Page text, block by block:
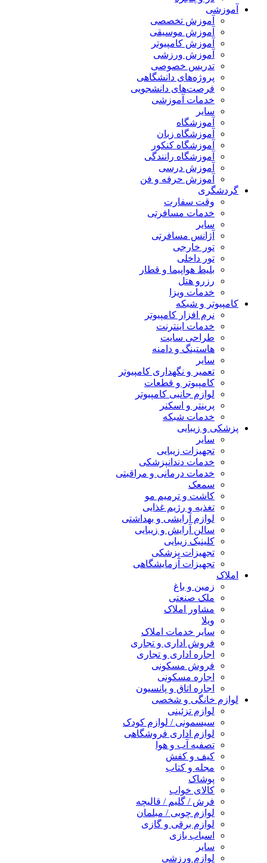
آموزشی
آموزش تخصصی
آموزش موسیقی
آموزش کامپیوتر
آموزش ورزشی
تدریس خصوصی
پروژه‌های دانشگاهی
فرصت‌های دانشجویی
خدمات آموزشی
سایر
آموزشگاه
آموزشگاه زبان
آموزشگاه کنکور
آموزشگاه رانندگی
آموزش درسی
آموزش حرفه و فن
گردشگری
وقت سفارت
خدمات مسافرتی
سایر
آژانس مسافرتی
تور خارجی
تور داخلی
بلیط هواپیما و قطار
رزرو هتل
خدمات ویزا
کامپیوتر و شبکه
نرم افزار کامپیوتر
خدمات اینترنت
طراحی سایت
هاستینگ و دامنه
سایر
تعمیر و نگهداری کامپیوتر
کامپیوتر و قطعات
لوازم جانبی کامپیوتر
پرینتر و اسکنر
خدمات شبکه
پزشکی و زیبایی
سایر
تجهیزات زیبایی
خدمات دندانپزشکی
خدمات درمانی و مراقبتی
سمعک
کاشت و ترمیم مو
تغذیه و رژیم غذایی
لوازم آرایشی و بهداشتی
سالن آرایش و زیبایی
کلینیک زیبایی
تجهیزات پزشکی
تجهیزات آزمایشگاهی
املاک
زمین و باغ
ملک صنعتی
مشاور املاک
ویلا
سایر خدمات املاک
فروش اداری و تجاری
اجاره اداری و تجاری
فروش مسکونی
اجاره مسکونی
اجاره اتاق و پانسیون
لوازم خانگی و شخصی
لوازم تزئینی
سیسمونی / لوازم کودک
لوازم اداری فروشگاهی
تصفیه آب و هوا
کیف و کفش
مجله و کتاب
پوشاک
کالای خواب
فرش / گلیم / قالیچه
لوازم چوبی / مبلمان
لوازم برقی و گازی
اسباب بازی
سایر
لوازم ورزشی